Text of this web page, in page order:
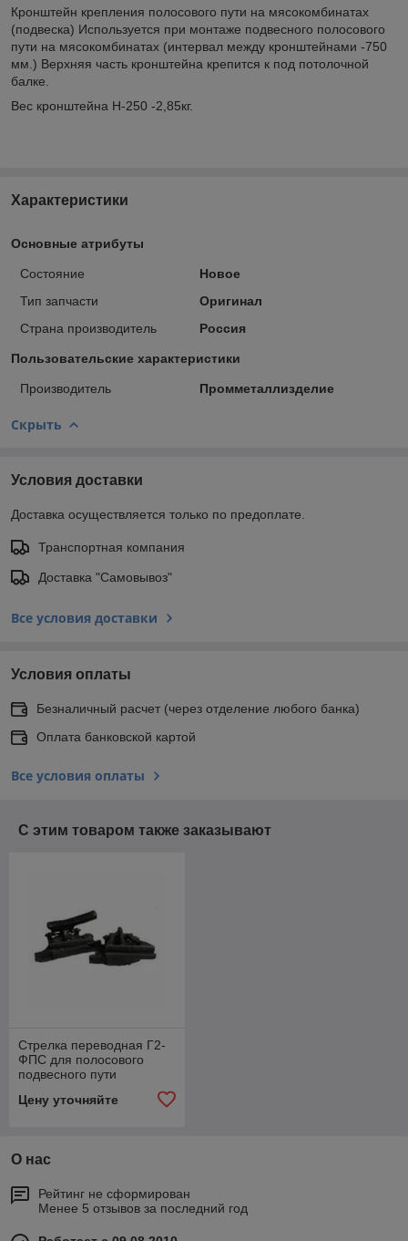
Кронштейн крепления полосового пути на мясокомбинатах
(подвеска) Используется при монтаже подвесного полосового
пути на мясокомбинатах (интервал между кронштейнами -750
мм.) Верхняя часть кронштейна крепится к под потолочной
балке.
Вес кронштейна Н-250 -2,85кг.
Характеристики
Основные атрибуты
Состояние
Новое
Тип запчасти
Оригинал
Страна производитель
Россия
Пользовательские характеристики
Производитель Промметаллизделие
Скрыть
Условия доставки
Доставка осуществляется только по предоплате.
Транспортная компания
Доставка "Самовывоз"
Все условия доставки
Условия оплаты
Безналичный расчет (через отделение любого банка)
Оплата банковской картой
Все условия оплаты
С этим товаром также заказывают
Стрелка переводная Г2-
ФПС для полосового
подвесного пути
Цену уточняйте
О нас
Рейтинг не сформирован
Менее 5 отзывов за последний год